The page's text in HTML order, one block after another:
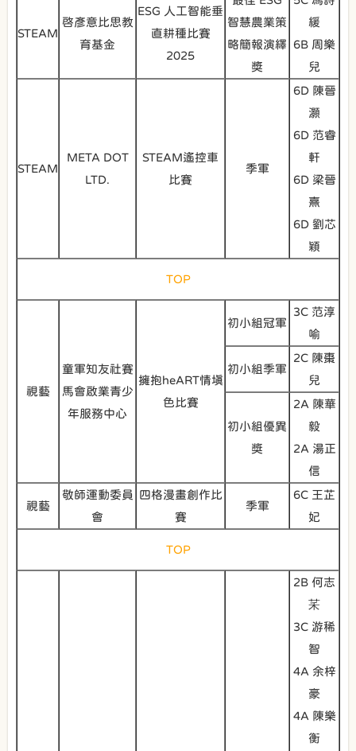
STEAM
啓彥意比思教
育基金
ESG 人工智能垂
直耕種比賽
2025
智慧農業策
略簡報演繹
奬
緩
6B 周樂
兒
STEAM
META DOT
LTD.
STEAM遙控車
比賽
季軍
6D 陳晉
灝
6D 范睿
軒
6D 梁晉
熹
6D 劉芯
穎
TOP
視藝
童軍知友社賽
馬會啟業青少
年服務中心
擁抱heART情填
色比賽
初小組冠軍
3C 范淳
喻
初小組季軍
2C 陳棗
兒
初小組優異
獎
2A 陳華
毅
2A 湯正
信
視藝
敬師運動委員
會
四格漫畫創作比
賽
季軍
6C 王芷
妃
TOP
2B 何志
䒩
3C 游稀
智
4A 余梓
豪
4A 陳樂
衡